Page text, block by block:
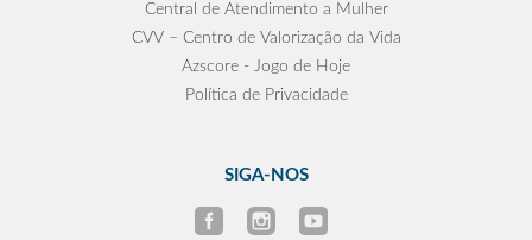
Central de Atendimento a Mulher
CVV – Centro de Valorização da Vida
Azscore - Jogo de Hoje
Política de Privacidade
SIGA-NOS